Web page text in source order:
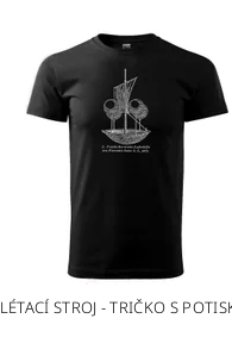
LÉTACÍ STROJ - TRIČKO S